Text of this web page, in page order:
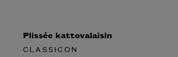
Plissée kattovalaisin
CLASSICON